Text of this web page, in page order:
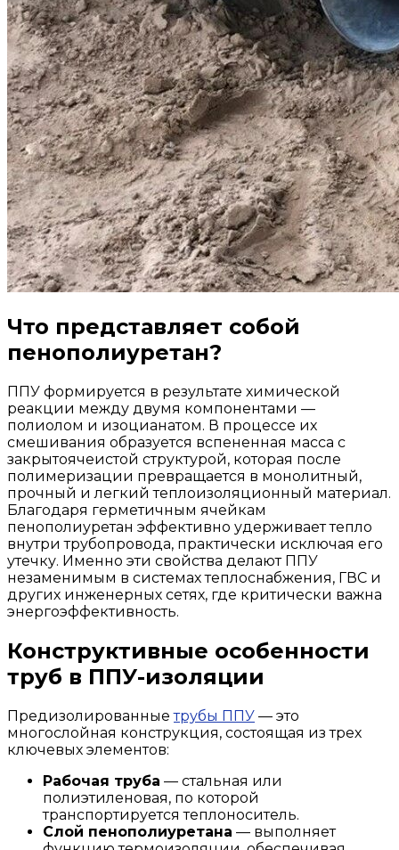
Что представляет собой
пенополиуретан?
ППУ формируется в результате химической
реакции между двумя компонентами —
полиолом и изоцианатом. В процессе их
смешивания образуется вспененная масса с
закрытоячеистой структурой, которая после
полимеризации превращается в монолитный,
прочный и легкий теплоизоляционный материал.
Благодаря герметичным ячейкам
пенополиуретан эффективно удерживает тепло
внутри трубопровода, практически исключая его
утечку. Именно эти свойства делают ППУ
незаменимым в системах теплоснабжения, ГВС и
других инженерных сетях, где критически важна
энергоэффективность.
Конструктивные особенности
труб в ППУ-изоляции
Предизолированныетрубы ППУ — это
многослойная конструкция, состоящая из трех
ключевых элементов:
Рабочая труба — стальная или
полиэтиленовая, по которой
транспортируется теплоноситель.
Слой пенополиуретана — выполняет